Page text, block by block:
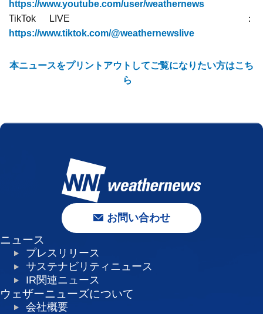
https://www.youtube.com/user/weathernews
TikTok LIVE ：
https://www.tiktok.com/@weathernewslive
本ニュースをプリントアウトしてご覧になりたい方はこち
ら
お問い合わせ
ニュース
プレスリリース
サステナビリティニュース
IR関連ニュース
ウェザーニューズについて
会社概要